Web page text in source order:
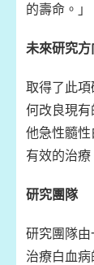
的壽命。」
未來研究方
取得了此
何改良現
他急性髓性
有效的治療
研究團隊
研究團隊
治療白血